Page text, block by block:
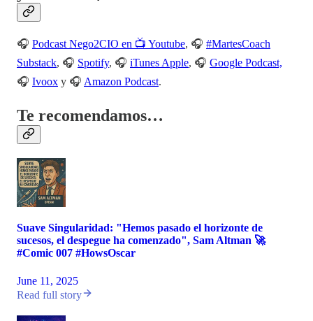
🎧 Podcast Nego2CIO en 📺 Youtube, 🎧 #MartesCoach
Substack, 🎧 Spotify, 🎧 iTunes Apple, 🎧 Google Podcast,
🎧 Ivoox y 🎧 Amazon Podcast.
Te recomendamos…
Suave Singularidad: "Hemos pasado el horizonte de
sucesos, el despegue ha comenzado", Sam Altman 🚀
#Comic 007 #HowsOscar
June 11, 2025
Read full story